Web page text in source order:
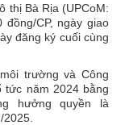
thị Bà Rịa (UPCoM:
CP, ngày giao
đăng ký cuối cùng
trường và Công
tức năm 2024 bằng
hưởng quyền là